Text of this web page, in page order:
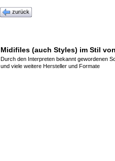
zurück
Midifiles (auch Styles) im Stil
Durch den Interpreten bekannt gewordenen
und viele weitere Hersteller und Formate